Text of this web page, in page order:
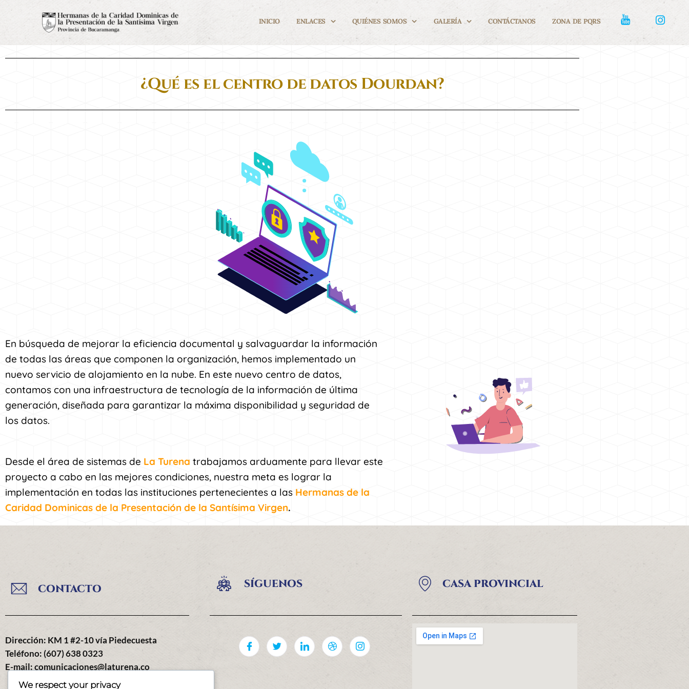
INICIO ENLACES QUIÉNES SOMOS GALERÍA CONTÁCTANOS ZONA DE PQRS
¿Qué es el centro de datos Dourdan?
En búsqueda de mejorar la eficiencia documental y salvaguardar la información
de todas las áreas que componen la organización, hemos implementado un
nuevo servicio de alojamiento en la nube. En este nuevo centro de datos,
contamos con una infraestructura de tecnología de la información de última
generación, diseñada para garantizar la máxima disponibilidad y seguridad de
los datos.
Desde el área de sistemas de La Turena trabajamos arduamente para llevar este
proyecto a cabo en las mejores condiciones, nuestra meta es lograr la
implementación en todas las instituciones pertenecientes a las Hermanas de la
Caridad Dominicas de la Presentación de la Santísima Virgen.
CONTACTO
Dirección: KM 1 #2-10 vía Piedecuesta
Teléfono: (607) 638 0323
E-mail: comunicaciones@laturena.co
SÍGUENOS CASA PROVINCIAL
We respect your privacy